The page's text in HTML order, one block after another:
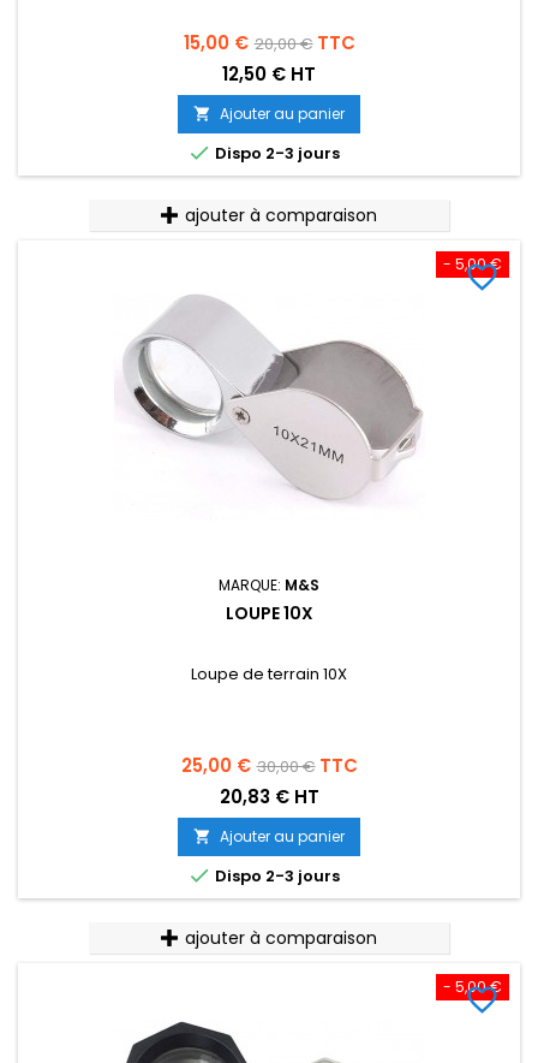
Prix
15,00 € Prix
de
base
20,00 € TTC
12,50 € HT
 Ajouter au panier
 Dispo 2-3 jours
ajouter à comparaison
- 5,00 €
favorite_border
MARQUE: M&S
LOUPE 10X
Loupe de terrain 10X
Prix
25,00 € Prix
de
base
30,00 € TTC
20,83 € HT
 Ajouter au panier
 Dispo 2-3 jours
ajouter à comparaison
- 5,00 €
favorite_border